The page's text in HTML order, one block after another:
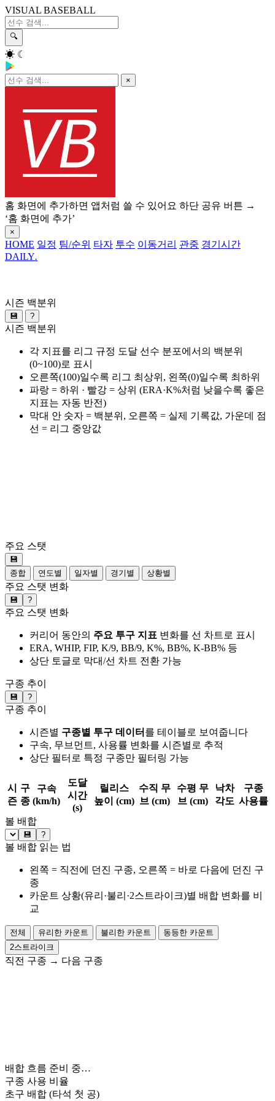
VISUAL BASEBALL
🔍
☀ ☾
×
홈 화면에 추가하면 앱처럼 쓸 수 있어요 하단 공유 버튼 →
‘홈 화면에 추가’
×
HOME 일정 팀/순위 타자 투수 이동거리 관중 경기시간
DAILY.
시즌 백분위
💾 ?
시즌 백분위
각 지표를 리그 규정 도달 선수 분포에서의 백분위
(0~100)로 표시
오른쪽(100)일수록 리그 최상위, 왼쪽(0)일수록 최하위
파랑 = 하위 · 빨강 = 상위 (ERA·K%처럼 낮을수록 좋은
지표는 자동 반전)
막대 안 숫자 = 백분위, 오른쪽 = 실제 기록값, 가운데 점
선 = 리그 중앙값
주요 스탯
💾
종합
연도별 일자별 경기별 상황별
주요 스탯 변화
💾 ?
주요 스탯 변화
커리어 동안의 주요 투구 지표 변화를 선 차트로 표시
ERA, WHIP, FIP, K/9, BB/9, K%, BB%, K-BB% 등
상단 토글로 막대/선 차트 전환 가능
구종 추이
💾 ?
구종 추이
시즌별 구종별 투구 데이터 를 테이블로 보여줍니다
구속, 무브먼트, 사용률 변화를 시즌별로 추적
상단 필터로 특정 구종만 필터링 가능
시
즌
구
종
구속
(km/h)
도달
시간
(s)
릴리스
높이 (cm)
수직 무
브 (cm)
수평 무
브 (cm)
낙차
각도
구종
사용률
볼 배합
💾 ?
볼 배합 읽는 법
왼쪽 = 직전에 던진 구종, 오른쪽 = 바로 다음에 던진 구
종
카운트 상황(유리·불리·2스트라이크)별 배합 변화를 비
교
전체 유리한 카운트 불리한 카운트
동등한 카운트
2스트라이크
직전 구종 → 다음 구종
배합 흐름 준비 중…
구종 사용 비율
초구 배합 (타석 첫 공)